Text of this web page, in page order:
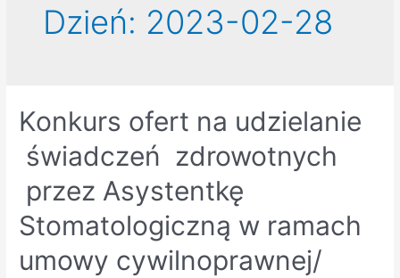
Dzień: 2023-02-28
Konkurs ofert na udzielanie
świadczeń zdrowotnych
przez Asystentkę
Stomatologiczną w ramach
umowy cywilnoprawnej/